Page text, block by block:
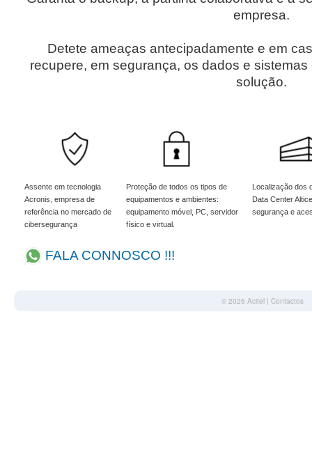
empresa.
Detete ameaças antecipadamente e em
recupere, em segurança, os dados e
solução.
Assente em tecnologia
Acronis, empresa de
referência no mercado de
cibersegurança
Proteção de todos os tipos de
equipamentos e ambientes:
equipamento móvel, PC, servidor
físico e virtual.
Localização dos
Data Center
segurança e
FALA CONNOSCO !!!
© 2026 Acitel| Contactos